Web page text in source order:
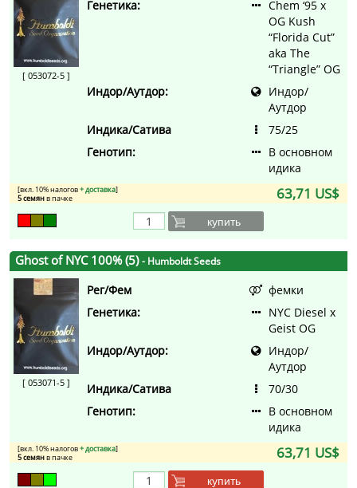
[ 053072-5 ]
Генетика:
Chem ‘95 x
OG Kush
“Florida Cut”
aka The
“Triangle” OG
Индор/Аутдор:
Индор/
Аутдор
Индика/Сатива
75/25
Генотип:
В основном
идика
63,71 US$
[вкл. 10% налогов+ доставка]
5 семянв пачке
купить
Ghost of NYC 100% (5)- Humboldt Seeds
[ 053071-5 ]
Рег/Фем
фемки
Генетика:
NYC Diesel x
Geist OG
Индор/Аутдор:
Индор/
Аутдор
Индика/Сатива
70/30
Генотип:
В основном
идика
63,71 US$
[вкл. 10% налогов+ доставка]
5 семянв пачке
купить